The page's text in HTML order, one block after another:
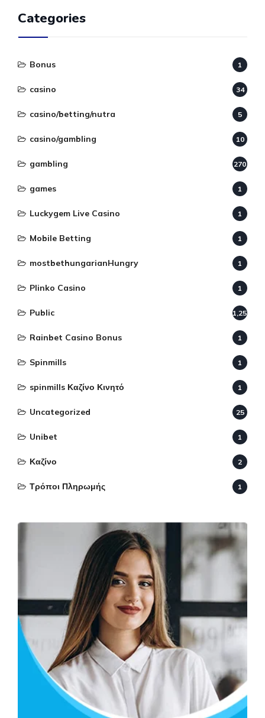
Categories
Bonus 1
casino 34
casino/betting/nutra 5
casino/gambling 10
gambling 270
games 1
Luckygem Live Casino 1
Mobile Betting 1
mostbethungarianHungry 1
Plinko Casino 1
Public 1,255
Rainbet Casino Bonus 1
Spinmills 1
spinmills Καζίνο Κινητό 1
Uncategorized 25
Unibet 1
Καζίνο 2
Τρόποι Πληρωμής 1